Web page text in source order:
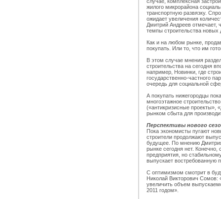
жилого микрорайона
транспортную развязку.
ожидает увеличения
Дмитрий Андреев отмечает,
темпы строительства новых
Как и на любом рынке,
покупать. Или то, что им
В этом случае мнения
строительства на сегодня
например, Новинки, где
государственно-частного
очередь для социальной
А покупать нижегородцы
многоэтажное
(«антикризисные проекты»,
рынком сбыта для
Перспективы нового
Пока экономисты пугают
строители продолжают
будущее. По мнению
рынке сегодня нет. Конечно,
предприятия, но
выпускает востребованную
С оптимизмом смотрит в
Николай Викторович
увеличить объем
2011 годом».